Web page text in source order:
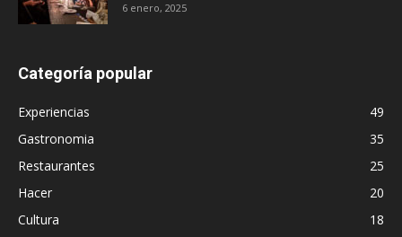
6 enero, 2025
Categoría popular
Experiencias
49
Gastronomia
35
Restaurantes
25
Hacer
20
Cultura
18